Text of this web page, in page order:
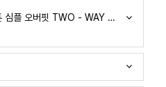
심플 오버핏 TWO - WAY 후드 집업